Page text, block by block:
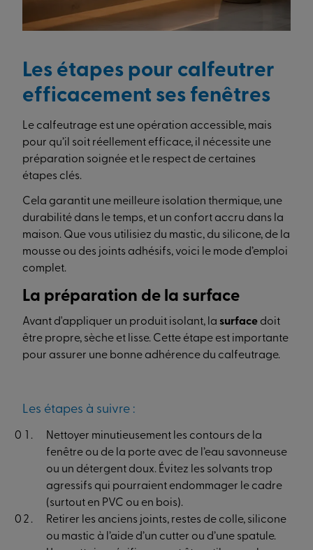
Les étapes pour calfeutrer
efficacement ses fenêtres
Le calfeutrage est une opération accessible, mais
pour qu’il soit réellement efficace, il nécessite une
préparation soignée et le respect de certaines
étapes clés.
Cela garantit une meilleure isolation thermique, une
durabilité dans le temps, et un confort accru dans la
maison. Que vous utilisiez du mastic, du silicone, de la
mousse ou des joints adhésifs, voici le mode d’emploi
complet.
La préparation de la surface
Avant d'appliquer un produit isolant, la surface doit
être propre, sèche et lisse. Cette étape est importante
pour assurer une bonne adhérence du calfeutrage.
Les étapes à suivre :
Nettoyer minutieusement les contours de la
fenêtre ou de la porte avec de l’eau savonneuse
ou un détergent doux. Évitez les solvants trop
agressifs qui pourraient endommager le cadre
(surtout en PVC ou en bois).
Retirer les anciens joints, restes de colle, silicone
ou mastic à l’aide d’un cutter ou d’une spatule.